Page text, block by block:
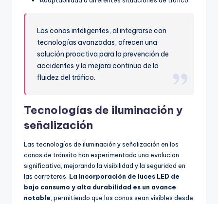
Los conos inteligentes, al integrarse con
tecnologías avanzadas, ofrecen una
solución proactiva para la prevención de
accidentes y la mejora continua de la
fluidez del tráfico.
Tecnologías de iluminación y
señalización
Las tecnologías de iluminación y señalización en los
conos de tránsito han experimentado una evolución
significativa, mejorando la visibilidad y la seguridad en
las carreteras. La incorporación de luces LED de
bajo consumo y alta durabilidad es un avance
notable, permitiendo que los conos sean visibles desde